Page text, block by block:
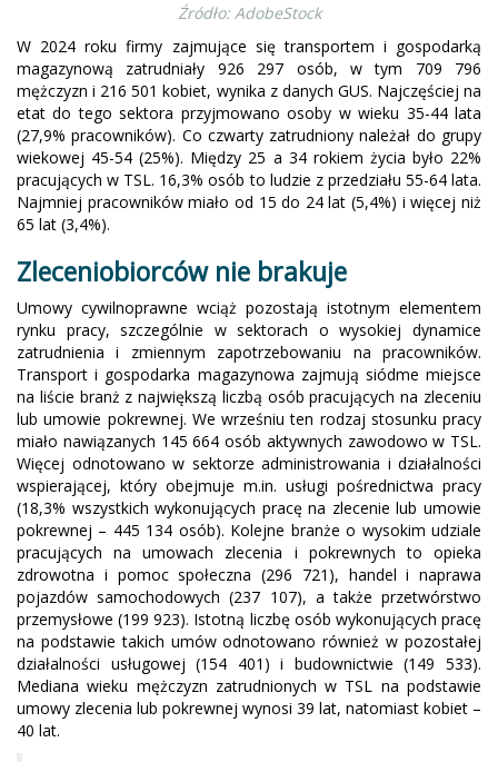
Źródło: AdobeStock
W 2024 roku firmy zajmujące się transportem i gospodarką
magazynową zatrudniały 926 297 osób, w tym 709 796
mężczyzn i 216 501 kobiet, wynika z danych GUS. Najczęściej na
etat do tego sektora przyjmowano osoby w wieku 35-44 lata
(27,9% pracowników). Co czwarty zatrudniony należał do grupy
wiekowej 45-54 (25%). Między 25 a 34 rokiem życia było 22%
pracujących w TSL. 16,3% osób to ludzie z przedziału 55-64 lata.
Najmniej pracowników miało od 15 do 24 lat (5,4%) i więcej niż
65 lat (3,4%).
Zleceniobiorców nie brakuje
Umowy cywilnoprawne wciąż pozostają istotnym elementem
rynku pracy, szczególnie w sektorach o wysokiej dynamice
zatrudnienia i zmiennym zapotrzebowaniu na pracowników.
Transport i gospodarka magazynowa zajmują siódme miejsce
na liście branż z największą liczbą osób pracujących na zleceniu
lub umowie pokrewnej. We wrześniu ten rodzaj stosunku pracy
miało nawiązanych 145 664 osób aktywnych zawodowo w TSL.
Więcej odnotowano w sektorze administrowania i działalności
wspierającej, który obejmuje m.in. usługi pośrednictwa pracy
(18,3% wszystkich wykonujących pracę na zlecenie lub umowie
pokrewnej – 445 134 osób). Kolejne branże o wysokim udziale
pracujących na umowach zlecenia i pokrewnych to opieka
zdrowotna i pomoc społeczna (296 721), handel i naprawa
pojazdów samochodowych (237 107), a także przetwórstwo
przemysłowe (199 923). Istotną liczbę osób wykonujących pracę
na podstawie takich umów odnotowano również w pozostałej
działalności usługowej (154 401) i budownictwie (149 533).
Mediana wieku mężczyzn zatrudnionych w TSL na podstawie
umowy zlecenia lub pokrewnej wynosi 39 lat, natomiast kobiet –
40 lat.